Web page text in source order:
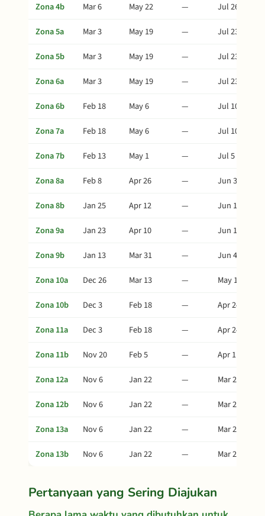
Zona 4b
Mar 6 May 22 —
Jul 26
Zona 5a
Mar 3 May 19 —
Jul 23
Zona 5b
Mar 3 May 19 —
Jul 23
Zona 6a
Mar 3 May 19 —
Jul 23
Zona 6b
Feb 18 May 6 —
Jul 10
Zona 7a
Feb 18 May 6 —
Jul 10
Zona 7b
Feb 13 May 1 —
Jul 5
Zona 8a
Feb 8 Apr 26 —
Jun 30
Zona 8b
Jan 25 Apr 12 —
Jun 16
Zona 9a
Jan 23 Apr 10 —
Jun 14
Zona 9b
Jan 13 Mar 31 —
Jun 4
Zona 10a
Dec 26 Mar 13 —
May 17
Zona 10b
Dec 3 Feb 18 —
Apr 24
Zona 11a
Dec 3 Feb 18 —
Apr 24
Zona 11b
Nov 20 Feb 5 —
Apr 11
Zona 12a
Nov 6 Jan 22 —
Mar 28
Zona 12b
Nov 6 Jan 22 —
Mar 28
Zona 13a
Nov 6 Jan 22 —
Mar 28
Zona 13b
Nov 6 Jan 22 — Mar 28
Pertanyaan yang Sering Diajukan